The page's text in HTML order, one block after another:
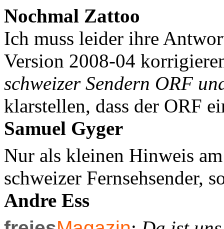
Nochmal Zattoo
Ich muss leider ihre
Version 2008-04
schweizer Sendern ORF
klarstellen, dass der ORF
Samuel Gyger
Nur als kleinen Hinweis
schweizer Fernsehsender,
Andre Ess